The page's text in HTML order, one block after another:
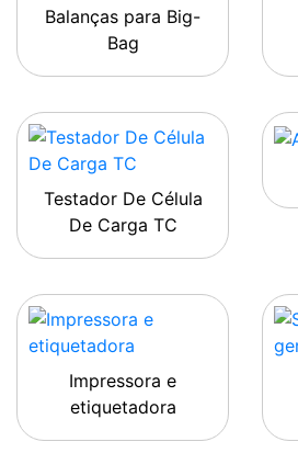
Balanças para Big-
Bag
Testador De Célula
De Carga TC
Impressora e
etiquetadora